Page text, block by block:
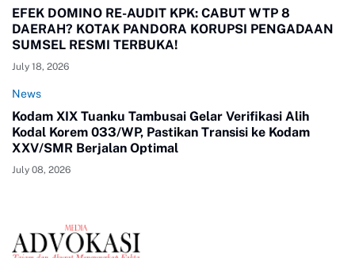
EFEK DOMINO RE-AUDIT KPK: CABUT WTP 8
DAERAH? KOTAK PANDORA KORUPSI PENGADAAN
SUMSEL RESMI TERBUKA!
July 18, 2026
News
Kodam XIX Tuanku Tambusai Gelar Verifikasi Alih
Kodal Korem 033/WP, Pastikan Transisi ke Kodam
XXV/SMR Berjalan Optimal
July 08, 2026